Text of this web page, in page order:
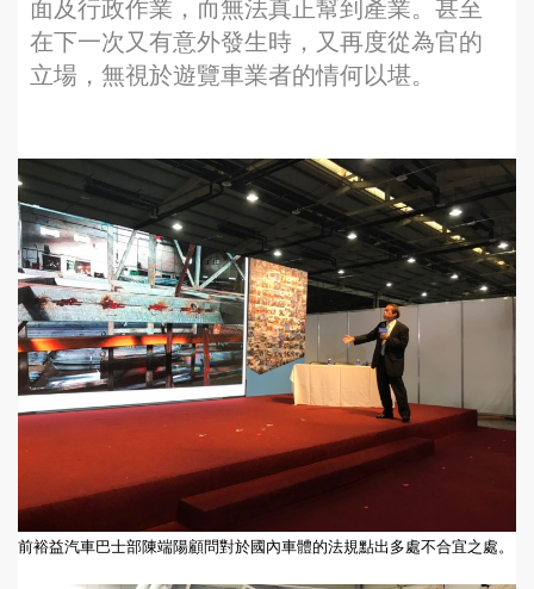
面及行政作業，而無法真正幫到產業。甚至
在下一次又有意外發生時，又再度從為官的
立場，無視於遊覽車業者的情何以堪。
前裕益汽車巴士部陳端陽顧問對於國內車體的法規點出多處不合宜之處。